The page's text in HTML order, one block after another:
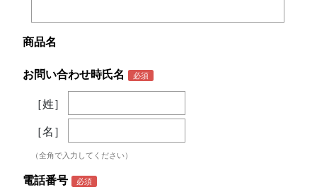
商品名
お問い合わせ時氏名
［姓］
［名］
（全角で入力してください）
電話番号